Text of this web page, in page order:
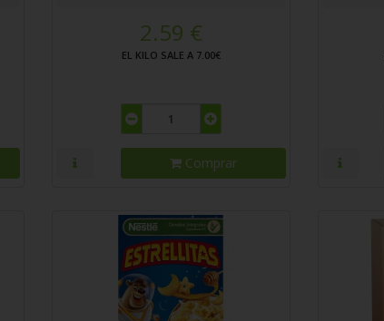
2.59 €
EL KILO SALE A 7.00€
Comprar